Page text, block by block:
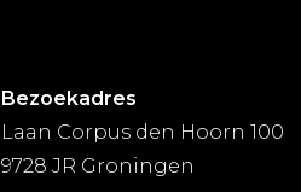
Bezoekadres
Laan Corpus den Hoorn 100
9728 JR Groningen